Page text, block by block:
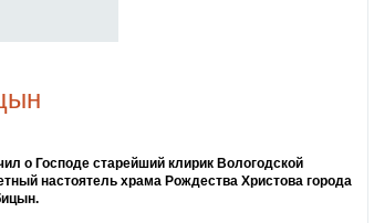
о Господе старейший клирик Вологодской
настоятель храма Рождества Христова города